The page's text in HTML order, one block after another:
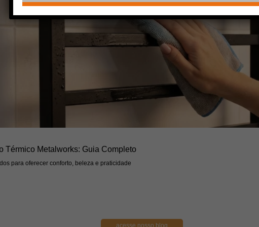
Térmico Metalworks: Guia Completo
para oferecer conforto, beleza e praticidade